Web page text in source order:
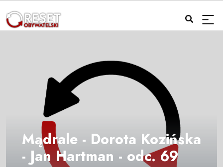
Mądrale - Dorota Kozińska
- Jan Hartman - odc. 69